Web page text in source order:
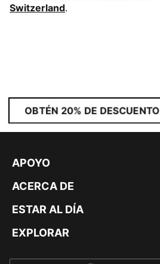
Switzerland.
OBTÉN 20% DE DESCUENTO
APOYO
ACERCA DE
ESTAR AL DÍA
EXPLORAR